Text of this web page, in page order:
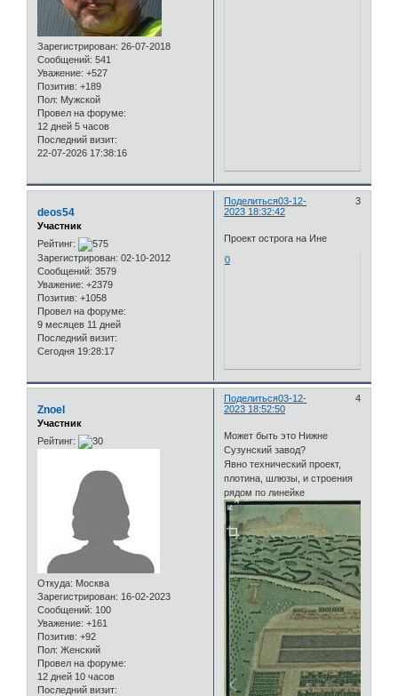
Зарегистрирован: 26-07-2018
Сообщений: 541
Уважение: +527
Позитив: +189
Пол: Мужской
Провел на форуме:
12 дней 5 часов
Последний визит:
22-07-2026 17:38:16
Поделиться 3
03-12-
2023 18:32:42
deos54
Участник
Рейтинг:
Зарегистрирован: 02-10-2012
Сообщений: 3579
Уважение: +2379
Позитив: +1058
Провел на форуме:
9 месяцев 11 дней
Последний визит:
Сегодня 19:28:17
Проект острога на Ине
0
Поделиться 4
03-12-
2023 18:52:50
Znoel
Участник
Рейтинг:
Откуда: Москва
Зарегистрирован: 16-02-2023
Сообщений: 100
Уважение: +161
Позитив: +92
Пол: Женский
Провел на форуме:
12 дней 10 часов
Последний визит:
Может быть это Нижне
Сузунский завод?
Явно технический проект,
плотина, шлюзы, и строения
рядом по линейке